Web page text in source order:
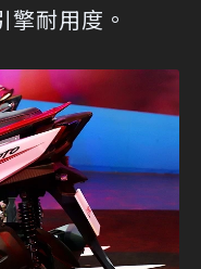
耐用度。